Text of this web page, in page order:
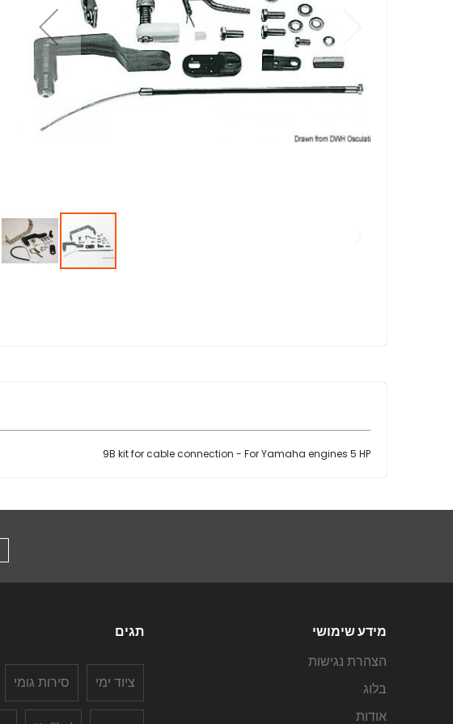
9B kit for cable connection - For Yamaha engines 5 HP
מידע שימושי
הצהרת נגישות
בלוג
אודות
תגים
ציוד ימי סירות גומי